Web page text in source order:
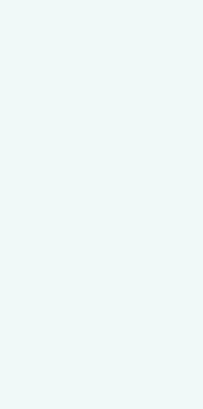
2026/02/nich
die-
linnemann-
das-